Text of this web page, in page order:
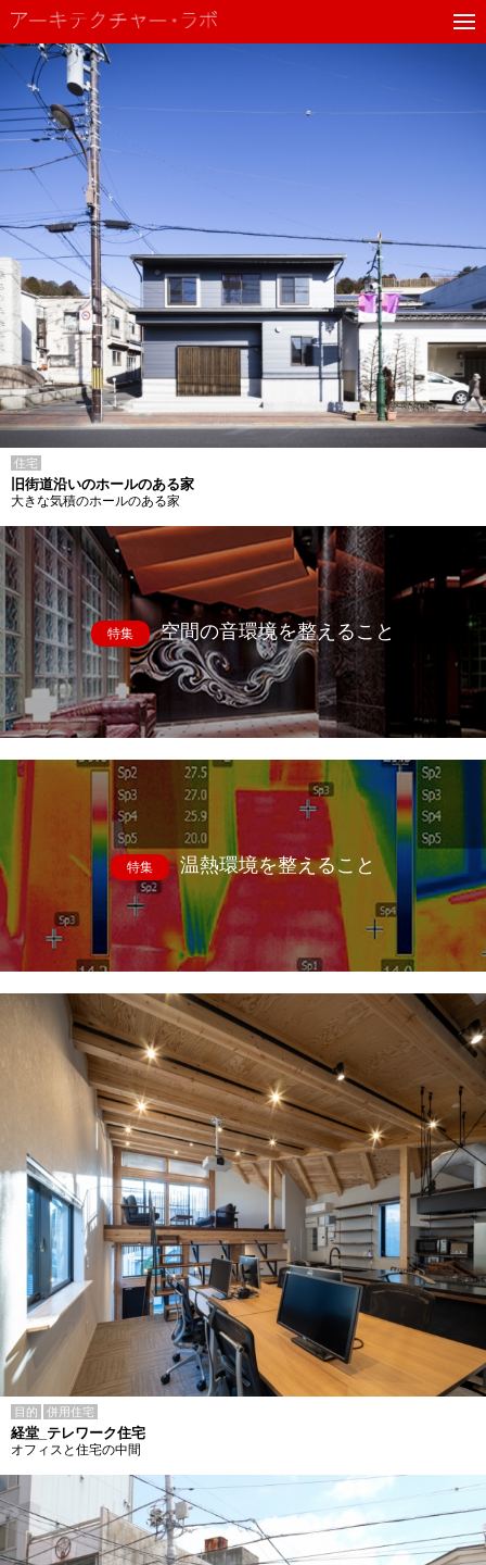
住宅
旧街道沿いのホールのある家
大きな気積のホールのある家
特集 空間の音環境を整えること
特集 温熱環境を整えること
目的 併用住宅
経堂_テレワーク住宅
オフィスと住宅の中間